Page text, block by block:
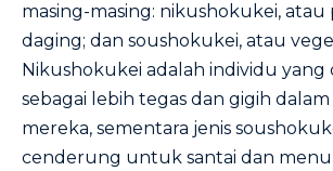
masing-masing: nikushokukei, atau
daging; dan soushokukei, atau
Nikushokukei adalah individu yang
sebagai lebih tegas dan gigih
mereka, sementara jenis
cenderung untuk santai dan